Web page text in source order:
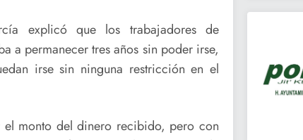
explicó que los trabajadores de
a permanecer tres años sin poder irse,
irse sin ninguna restricción en el
el monto del dinero recibido, pero con